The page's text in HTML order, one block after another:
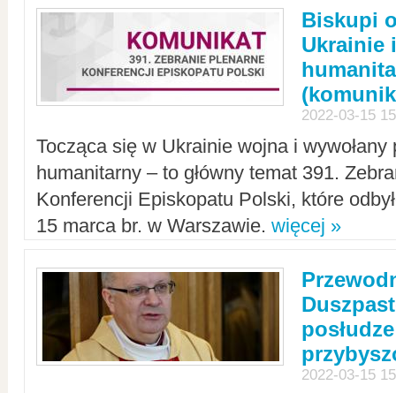
Biskupi
Ukrainie
2022-03-15
Tocząca się w Ukrainie wojna i
humanitarny – to główny temat 391.
Konferencji Episkopatu Polski, które
15 marca br. w Warszawie. więcej »
2022-03-15